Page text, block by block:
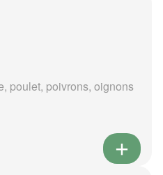
poulet, poivrons, oignons